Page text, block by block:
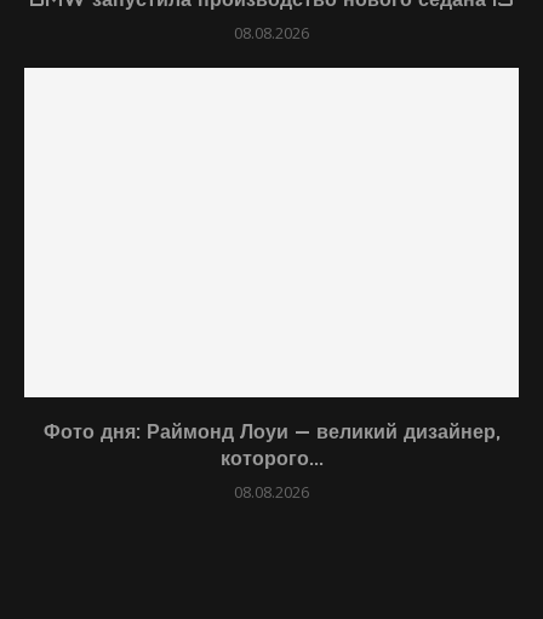
08.08.2026
Фото дня: Раймонд Лоуи — великий дизайнер,
которого...
08.08.2026